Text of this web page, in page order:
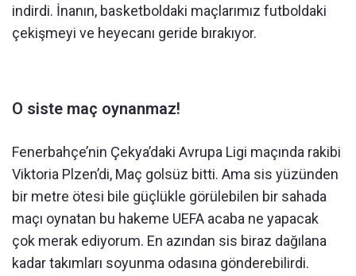
indirdi. İnanın, basketboldaki maçlarımız futboldaki
çekişmeyi ve heyecanı geride bırakıyor.
O siste maç oynanmaz!
Fenerbahçe’nin Çekya’daki Avrupa Ligi maçında rakibi
Viktoria Plzen’di, Maç golsüz bitti. Ama sis yüzünden
bir metre ötesi bile güçlükle görülebilen bir sahada
maçı oynatan bu hakeme UEFA acaba ne yapacak
çok merak ediyorum. En azından sis biraz dağılana
kadar takımları soyunma odasına gönderebilirdi.